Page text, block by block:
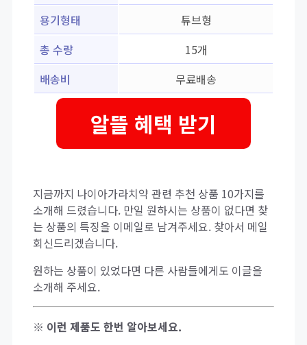
용기형태
튜브형
총 수량
15개
배송비
무료배송
알뜰 혜택 받기
지금까지 나이아가라치약 관련 추천 상품 10가지를
소개해 드렸습니다. 만일 원하시는 상품이 없다면 찾
는 상품의 특징을 이메일로 남겨주세요. 찾아서 메일
회신드리겠습니다.
원하는 상품이 있었다면 다른 사람들에게도 이글을
소개해 주세요.
※ 이런 제품도 한번 알아보세요.